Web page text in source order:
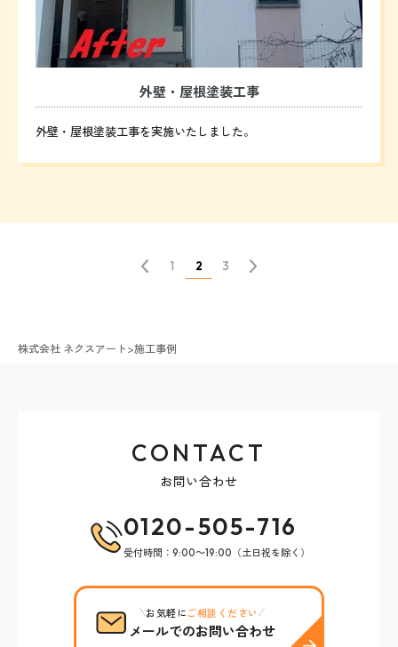
外壁・屋根塗装工事
外壁・屋根塗装工事を実施いたしました。
1 2 3
株式会社 ネクスアート>施工事例
CONTACT
お問い合わせ
0120-505-716
受付時間：9:00～19:00（土日祝を除く）
お気軽にご相談ください
メールでのお問い合わせ